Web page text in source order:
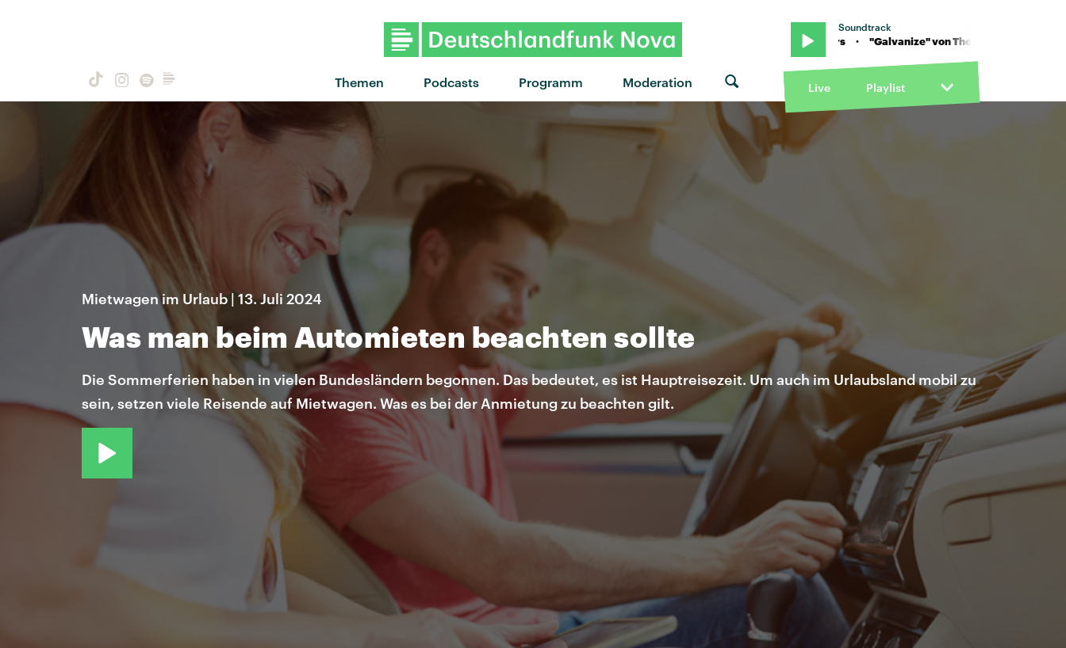
Themen Podcasts Programm Moderation
Soundtrack
"Galvanize" von The Chemical Brothers · "Galvanize" von The Chemical Brothers ·
Live Playlist
Mietwagen im Urlaub | 13. Juli 2024
Was man beim Automieten beachten sollte
Die Sommerferien haben in vielen Bundesländern begonnen. Das bedeutet, es ist Hauptreisezeit. Um auch im Urlaubsland mobil zu
sein, setzen viele Reisende auf Mietwagen. Was es bei der Anmietung zu beachten gilt.